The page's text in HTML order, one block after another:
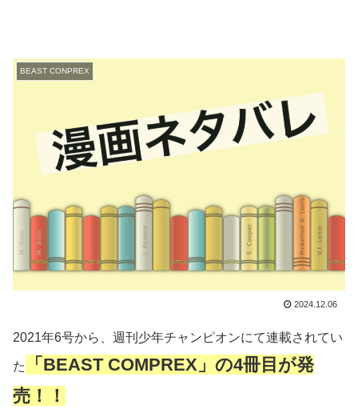
BEAST CONPREX
2024.12.06
2021年6号から、週刊少年チャンピオンにて連載されてい
た
「BEAST COMPREX」の4冊目が発
売！！